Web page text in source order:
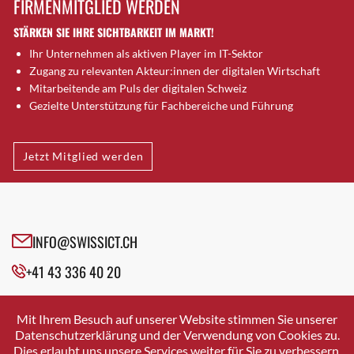
Brugg AG
Brütten
Bubendorf
Bubikon
Buchs (SG)
Bäretswil
Bülach
Cazis
Crissier
Davos Platz
Dierikon
Dietikon
FIRMENMITGLIED WERDEN
STÄRKEN SIE IHRE SICHTBARKEIT IM MARKT!
Ihr Unternehmen als aktiven Player im IT-Sektor
Zugang zu relevanten Akteur:innen der digitalen Wirtschaft
Mitarbeitende am Puls der digitalen Schweiz
Gezielte Unterstützung für Fachbereiche und Führung
Jetzt Mitglied werden
INFO@SWISSICT.CH
+41 43 336 40 20
SWISSICT
VULKANSTRASSE 120
8048 ZURICH
Mit Ihrem Besuch auf unserer Website stimmen Sie unserer
Datenschutzerklärung und der Verwendung von Cookies zu.
Dies erlaubt uns unsere Services weiter für Sie zu verbessern.